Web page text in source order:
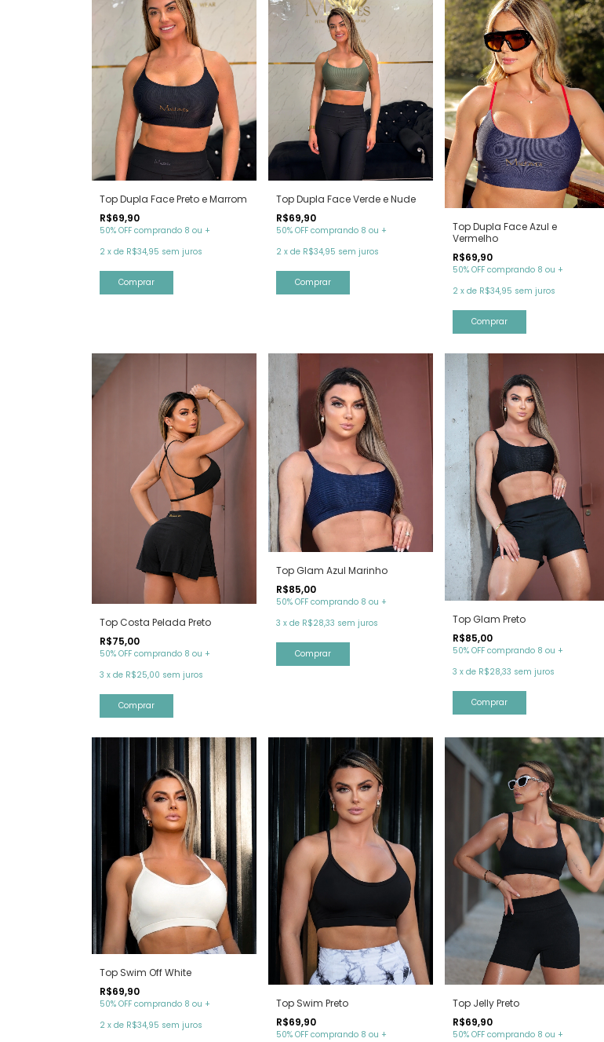
Top Dupla Face Preto e Marrom
R$69,90
50% OFF comprando 8 ou +
2 x de R$34,95 sem juros
Comprar
Top Dupla Face Verde e Nude
R$69,90
50% OFF comprando 8 ou +
2 x de R$34,95 sem juros
Comprar
Top Dupla Face Azul e
Vermelho
R$69,90
50% OFF comprando 8 ou +
2 x de R$34,95 sem juros
Comprar
Top Costa Pelada Preto
R$75,00
50% OFF comprando 8 ou +
3 x de R$25,00 sem juros
Comprar
Top Glam Azul Marinho
R$85,00
50% OFF comprando 8 ou +
3 x de R$28,33 sem juros
Comprar
Top Glam Preto
R$85,00
50% OFF comprando 8 ou +
3 x de R$28,33 sem juros
Comprar
Top Swim Off White
R$69,90
50% OFF comprando 8 ou +
2 x de R$34,95 sem juros
Top Swim Preto
R$69,90
50% OFF comprando 8 ou +
Top Jelly Preto
R$69,90
50% OFF comprando 8 ou +